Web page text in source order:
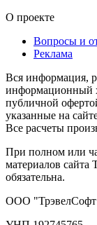
О проекте
Вопросы и
Реклама
Вся информация,
информационный
публичной
указанные на
Все расчеты
При полном или
материалов сайта
обязательна.
ООО "ТрэвелСофт